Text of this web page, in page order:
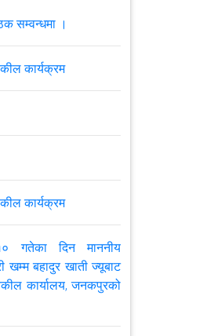
सम्वन्धमा ।
कार्यक्रम
कार्यक्रम
गतेका दिन माननीय
खम्म बहादुर खाती ज्यूबाट
कार्यालय, जनकपुरको